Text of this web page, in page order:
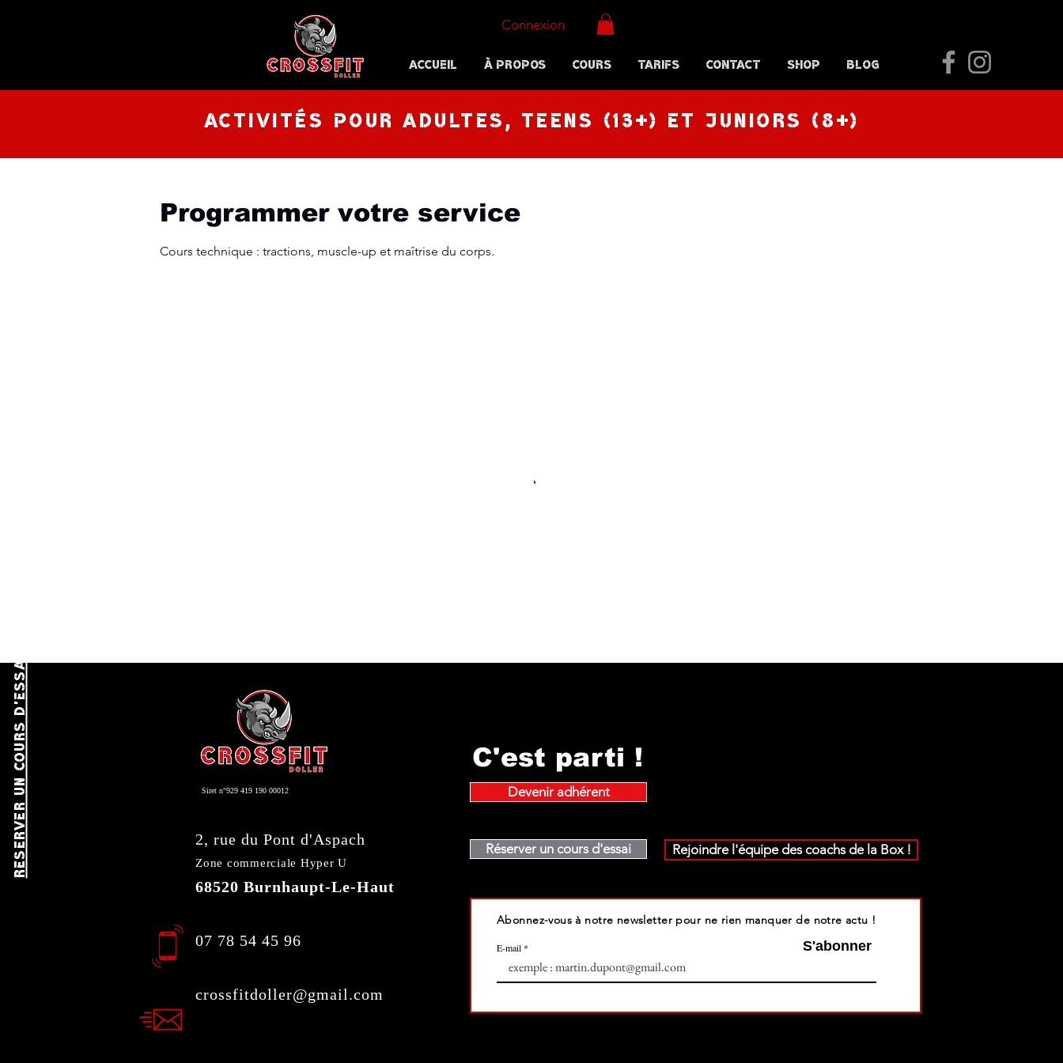
Connexion
Accueil À propos Cours Tarifs Contact Shop Blog
Activités pour adultes, Teens (13+) et juniors (8+)
RESERVER UN COURS D'ESSAI
Programmer votre service
Cours technique : tractions, muscle-up et maîtrise du corps.
Siret n°929 419 190 00012
2, rue du Pont d'Aspach
Zone commerciale Hyper U
68520 Burnhaupt-Le-Haut
07 78 54 45 96
crossfitdoller@gmail.com
C'est parti !
Devenir adhérent
Réserver un cours d'essai Rejoindre l'équipe des coachs de la Box !
Abonnez-vous à notre newsletter pour ne rien manquer de notre actu !
E-mail S'abonner